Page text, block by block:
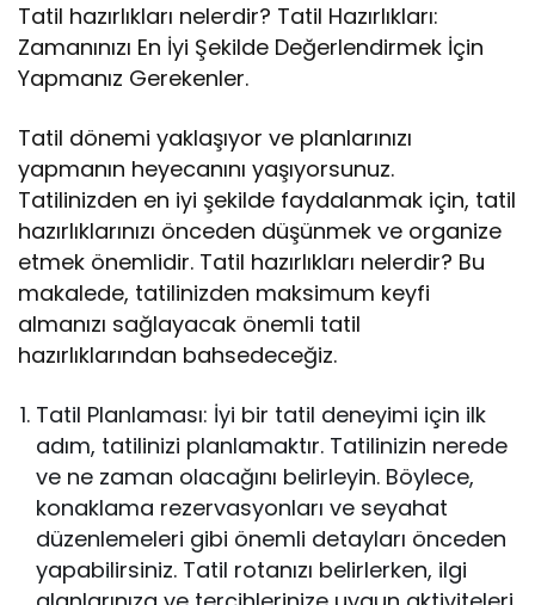
Tatil hazırlıkları nelerdir? Tatil Hazırlıkları:
Zamanınızı En İyi Şekilde Değerlendirmek İçin
Yapmanız Gerekenler.
Tatil dönemi yaklaşıyor ve planlarınızı
yapmanın heyecanını yaşıyorsunuz.
Tatilinizden en iyi şekilde faydalanmak için, tatil
hazırlıklarınızı önceden düşünmek ve organize
etmek önemlidir. Tatil hazırlıkları nelerdir? Bu
makalede, tatilinizden maksimum keyfi
almanızı sağlayacak önemli tatil
hazırlıklarından bahsedeceğiz.
Tatil Planlaması: İyi bir tatil deneyimi için ilk
adım, tatilinizi planlamaktır. Tatilinizin nerede
ve ne zaman olacağını belirleyin. Böylece,
konaklama rezervasyonları ve seyahat
düzenlemeleri gibi önemli detayları önceden
yapabilirsiniz. Tatil rotanızı belirlerken, ilgi